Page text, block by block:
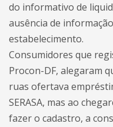
do informativo de
ausência de
estabelecimento.
Consumidores que
Procon-DF, alegaram
ruas ofertava
SERASA, mas ao
fazer o cadastro, a